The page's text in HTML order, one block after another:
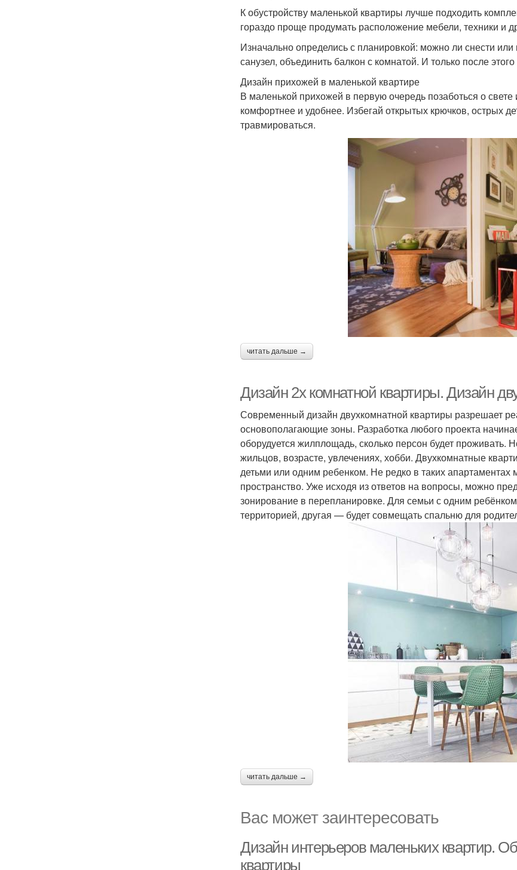
К обустройству маленькой квартиры лучше подходить
гораздо проще продумать расположение мебели, техники и
Изначально определись с планировкой: можно ли снести
санузел, объединить балкон с комнатой. И только после
Дизайн прихожей в маленькой квартире
В маленькой прихожей в первую очередь позаботься о
комфортнее и удобнее. Избегай открытых крючков, острых
травмироваться.
читать дальше →
Дизайн 2х комнатной квартиры. Дизайн
Современный дизайн двухкомнатной квартиры разрешает
основополагающие зоны. Разработка любого проекта
оборудуется жилплощадь, сколько персон будет
жильцов, возрасте, увлечениях, хобби. Двухкомнатные
детьми или одним ребенком. Не редко в таких апартаментах
пространство. Уже исходя из ответов на вопросы, можно
зонирование в перепланировке. Для семьи с одним
территорией, другая — будет совмещать спальню для
читать дальше →
Вас может заинтересовать
Дизайн интерьеров маленьких квартир.
квартиры